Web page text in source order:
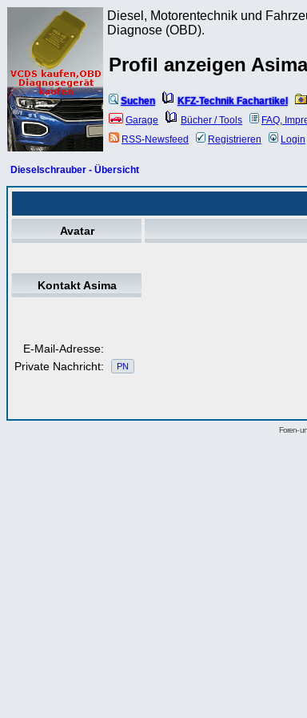
Diesel, Motorentechnik und
Diagnose (OBD).
Profil anzeigen Asima
Suchen KFZ-Technik Fachartikel
Garage
Bücher / Tools
FAQ,
RSS-Newsfeed
Registrieren Login
Dieselschrauber - Übersicht
Avatar
Kontakt Asima
E-Mail-Adresse:
Private Nachricht:
PN
Foren-